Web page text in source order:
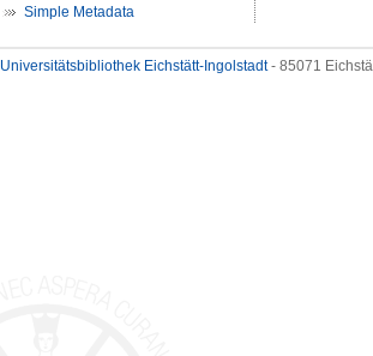
Simple Metadata
Universitätsbibliothek Eichstätt-Ingolstadt- 85071